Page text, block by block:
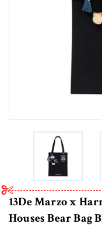
13De Marzo x
Houses Bear Bag